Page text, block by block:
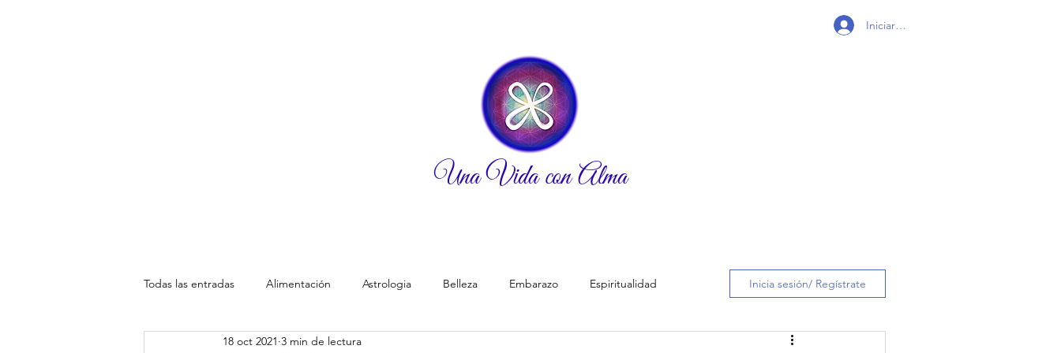
Iniciar sesión
Una Vida con Alma
Todas las entradas Alimentación Astrologia Belleza Embarazo Espiritualidad
Mujer Niños Padres
Inicia sesión/ Regístrate
18 oct 2021 3 min de lectura